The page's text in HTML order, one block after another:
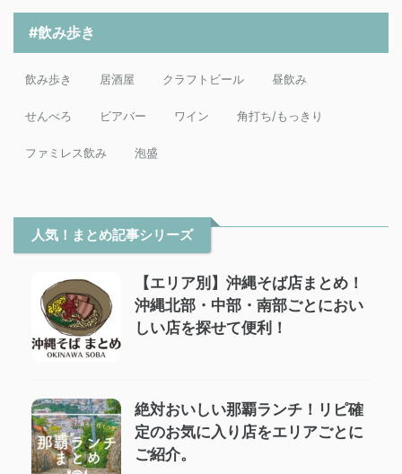
#飲み歩き
飲み歩き 居酒屋 クラフトビール 昼飲み
せんべろ ビアバー ワイン 角打ち/もっきり
ファミレス飲み 泡盛
人気！まとめ記事シリーズ
【エリア別】沖縄そば店まとめ！
沖縄北部・中部・南部ごとにおい
しい店を探せて便利！
絶対おいしい那覇ランチ！リピ確
定のお気に入り店をエリアごとに
ご紹介。